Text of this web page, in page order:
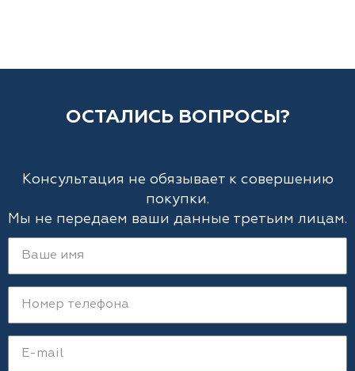
ОСТАЛИСЬ ВОПРОСЫ?
Консультация не обязывает к совершению
покупки.
Мы не передаем ваши данные третьим лицам.